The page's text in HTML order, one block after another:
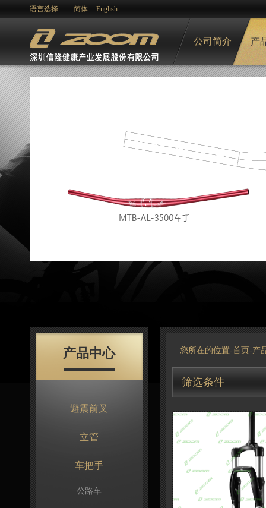
语言选择 : 简体 English
公司简介 产
产品中心
避震前叉
立管
车把手
公路车
您所在的位置-首页 -产
筛选条件